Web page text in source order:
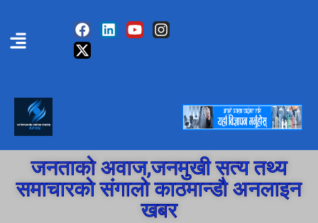
जनताको अवाज,जनमुखी सत्य तथ्य
समाचारको संगालो काठमान्डौ अनलाइन
खबर